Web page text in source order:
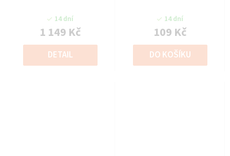
14 dní
1 149 Kč
DETAIL
14 dní
109 Kč
DO KOŠÍKU